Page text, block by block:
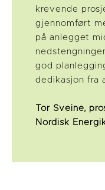
krevende
gjennomført
på anlegget
god
dedikasjon fra
Tor Sveine,
Nordisk